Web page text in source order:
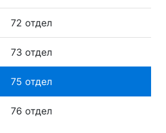
72 отдел
73 отдел
75 отдел
76 отдел